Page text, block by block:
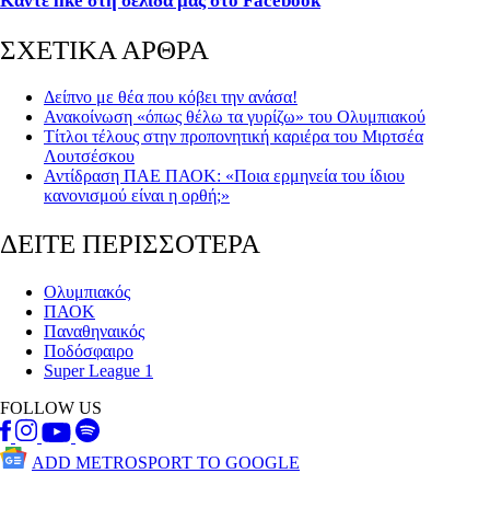
ΣΧΕΤΙΚΑ ΑΡΘΡΑ
Δείπνο με θέα που κόβει την ανάσα!
Ανακοίνωση «όπως θέλω τα γυρίζω» του Ολυμπιακού
Τίτλοι τέλους στην προπονητική καριέρα του Μιρτσέα
Λουτσέσκου
Αντίδραση ΠΑΕ ΠΑΟΚ: «Ποια ερμηνεία του ίδιου
κανονισμού είναι η ορθή;»
ΔΕΙΤΕ ΠΕΡΙΣΣΟΤΕΡΑ
Ολυμπιακός
ΠΑΟΚ
Παναθηναικός
Ποδόσφαιρο
Super League 1
FOLLOW US
ADD METROSPORT TO GOOGLE